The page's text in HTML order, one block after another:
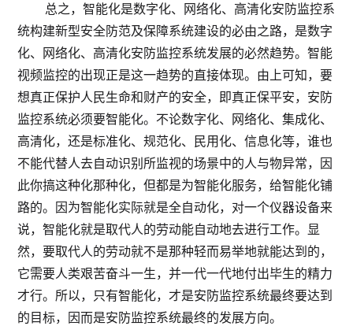
总之，智能化是数字化、网络化、高清化安防监控系
统构建新型安全防范及保障系统建设的必由之路，是数字
化、网络化、高清化安防监控系统发展的必然趋势。智能
视频监控的出现正是这一趋势的直接体现。由上可知，要
想真正保护人民生命和财产的安全，即真正保平安，安防
监控系统必须要智能化。不论数字化、网络化、集成化、
高清化，还是标准化、规范化、民用化、信息化等，谁也
不能代替人去自动识别所监视的场景中的人与物异常，因
此你搞这种化那种化，但都是为智能化服务，给智能化铺
路的。因为智能化实际就是全自动化，对一个仪器设备来
说，智能化就是取代人的劳动能自动地去进行工作。显
然，要取代人的劳动就不是那种轻而易举地就能达到的，
它需要人类艰苦奋斗一生，并一代一代地付出毕生的精力
才行。所以，只有智能化，才是安防监控系统最终要达到
的目标，因而是安防监控系统最终的发展方向。